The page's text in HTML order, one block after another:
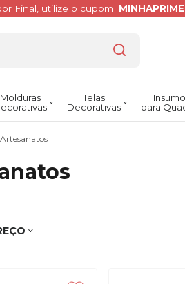
Final, utilize o cupom
Molduras
Telas
Decorativas
para